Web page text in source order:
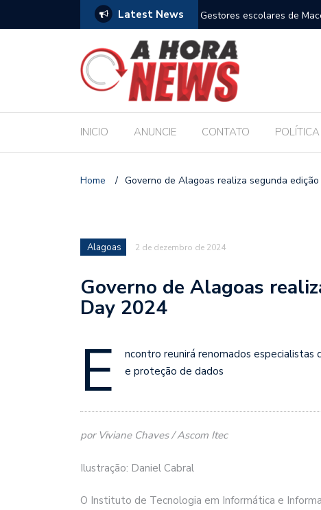
Latest News
com a Educação durante posse Bolsonaro pede ao STF
INICIO ANUNCIE CONTATO
Home / Governo de Alagoas realiza segunda
Alagoas 2 de dezembro de 2024
Governo de Alagoas
Day 2024
E
ncontro reunirá renomados especialistas
e proteção de dados
por Viviane Chaves / Ascom Itec
Ilustração: Daniel Cabral
O Instituto de Tecnologia em Informática e